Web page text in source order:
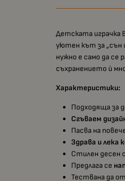
Детската играчка
уютен кът за „сън
нужно е само да се
съхранението ѝ
Характеристики:
Подходяща за
Сгъваем
Пасва на
Здрава и лека
Стилен десен
Предлага се
Тествана да